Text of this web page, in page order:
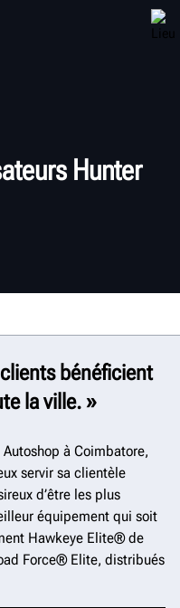
Hunter
bénéficient
la ville. »
à Coimbatore,
servir sa clientèle
d’être les plus
équipement qui soit
Hawkeye Elite® de
Force® Elite, distribués